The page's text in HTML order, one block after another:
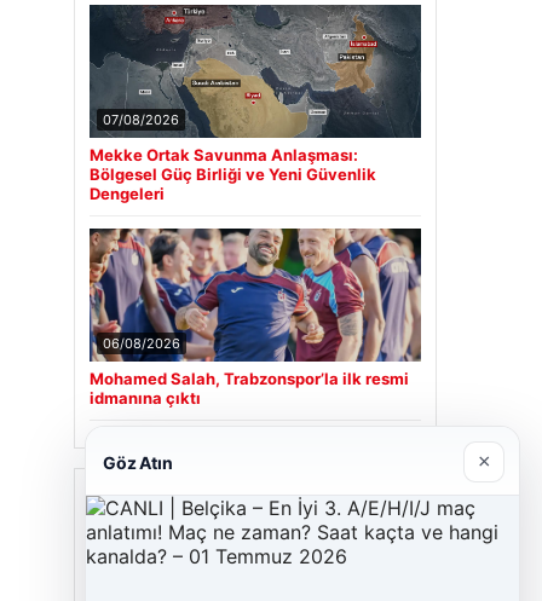
07/08/2026
Mekke Ortak Savunma Anlaşması:
Bölgesel Güç Birliği ve Yeni Güvenlik
Dengeleri
06/08/2026
Mohamed Salah, Trabzonspor’la ilk resmi
idmanına çıktı
Son Eklenen Firmalar
Cengiz Sigorta
Göz Atın ×